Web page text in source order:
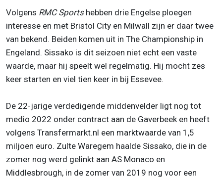
Volgens RMC Sports hebben drie Engelse ploegen
interesse en met Bristol City en Milwall zijn er daar twee
van bekend. Beiden komen uit in The Championship in
Engeland. Sissako is dit seizoen niet echt een vaste
waarde, maar hij speelt wel regelmatig. Hij mocht zes
keer starten en viel tien keer in bij Essevee.
De 22-jarige verdedigende middenvelder ligt nog tot
medio 2022 onder contract aan de Gaverbeek en heeft
volgens Transfermarkt.nl een marktwaarde van 1,5
miljoen euro. Zulte Waregem haalde Sissako, die in de
zomer nog werd gelinkt aan AS Monaco en
Middlesbrough, in de zomer van 2019 nog voor een